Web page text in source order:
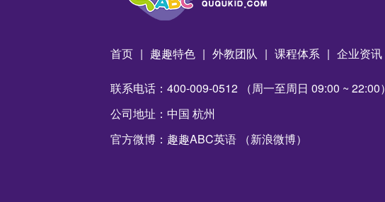
首页 | 趣趣特色 | 外教团队 | 课程体系 | 企业资讯
联系电话：400-009-0512 （周一至周日 09:00 ~ 22:00）
公司地址：中国 杭州
官方微博：趣趣ABC英语 （新浪微博）